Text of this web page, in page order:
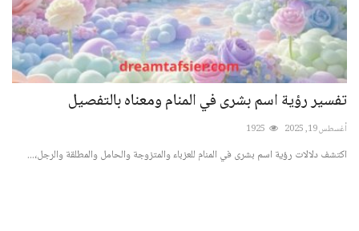
تفسير رؤية اسم بشرى في المنام ومعناه بالتفصيل
أغسطس 19, 2025 1925
اكتشف دلالات رؤية اسم بشرى في المنام للعزباء والمتزوجة والحامل والمطلقة والرجل،...